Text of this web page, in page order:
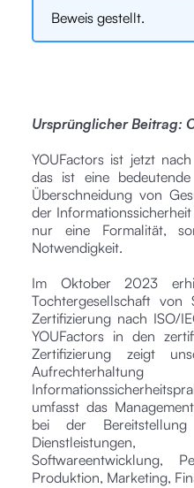
Beweis gestellt.
Ursprünglicher Beitrag:
YOUFactors ist jetzt
das ist eine
Überschneidung von
der
nur eine Formalität,
Notwendigkeit.
Im Oktober 2023
Tochtergesellschaft von
Zertifizierung nach ISO/
YOUFactors in den
Zertifizierung zeigt
umfasst das
bei der
Softwareentwicklung,
Produktion, Marketing,